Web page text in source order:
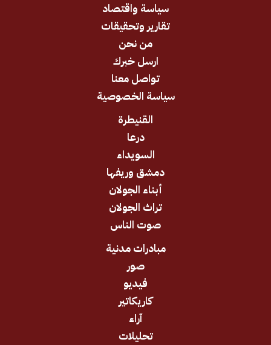
سياسة واقتصاد
تقارير وتحقيقات
ارسل خبرك
تواصل معنا
سياسة الخصوصية
دمشق وريفها
أبناء الجولان
تراث الجولان
صوت الناس
مبادرات مدنية